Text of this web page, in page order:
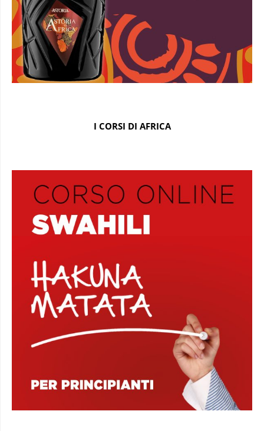
I CORSI DI AFRICA